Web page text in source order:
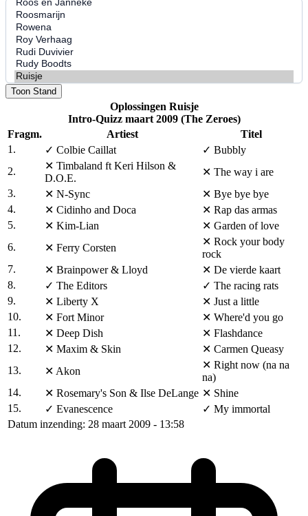
Toon Stand
Oplossingen Ruisje
Intro-Quizz maart 2009 (The Zeroes)
Fragm.
Artiest
Titel
1.
✓ Colbie Caillat ✓ Bubbly
2.
✕ Timbaland ft Keri Hilson &
D.O.E.
✕ The way i are
3.
✕ N-Sync ✕ Bye bye bye
4.
✕ Cidinho and Doca ✕ Rap das armas
5.
✕ Kim-Lian ✕ Garden of love
6.
✕ Ferry Corsten
✕ Rock your body
rock
7.
✕ Brainpower & Lloyd ✕ De vierde kaart
8.
✓ The Editors ✓ The racing rats
9.
✕ Liberty X ✕ Just a little
10.
✕ Fort Minor ✕ Where'd you go
11.
✕ Deep Dish ✕ Flashdance
12.
✕ Maxim & Skin ✕ Carmen Queasy
13.
✕ Akon
✕ Right now (na na
na)
14.
✕ Rosemary's Son & Ilse DeLange ✕ Shine
15.
✓ Evanescence ✓ My immortal
Datum inzending: 28 maart 2009 - 13:58